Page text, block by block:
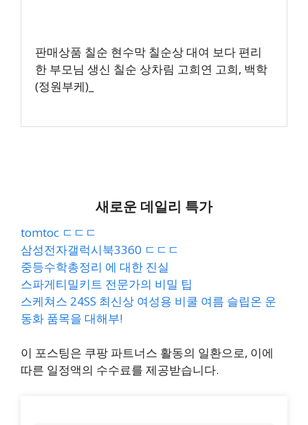
판매상품 칠순 현수막 칠순상 대여 보다 편리
한 부모님 생신 칠순 상차림 고희연 고희, 백학
(정원부케)_
새로운 데일리 특가
tomtoc ㄷㄷㄷ
삼성전자갤럭시북3360 ㄷㄷㄷ
중등수학총정리 에 대한 진실
스파게티밀키트 전문가의 비밀 팁
스케쳐스 24SS 최신상 여성용 비쿨 여름 슬립온 운
동화 품목을 대해부!
이 포스팅은 쿠팡 파트너스 활동의 일환으로, 이에
따른 일정액의 수수료를 제공받습니다.